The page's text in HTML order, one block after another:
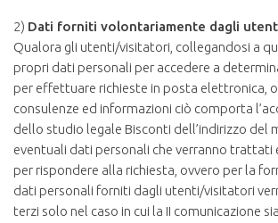
2) Dati forniti volontariamente dagli
Qualora gli utenti/visitatori, collegandosi a
propri dati personali per accedere a
per effettuare richieste in posta elettronica,
consulenze ed informazioni ciò comporta
dello studio legale Bisconti dell’indirizzo del
eventuali dati personali che verranno trattati
per rispondere alla richiesta, ovvero per la
dati personali forniti dagli utenti/visitatori
terzi solo nel caso in cui la II comunicazione